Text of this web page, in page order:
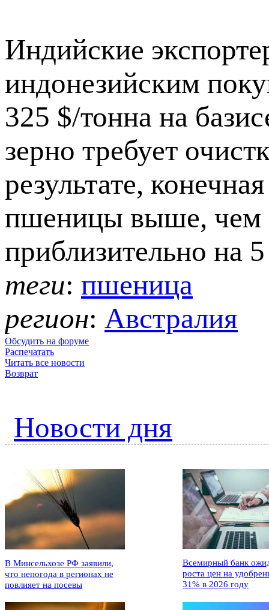
Индийские
индонезийским
325 $/тонна на
зерно требует
результате,
пшеницы выше, чем
приблизительно на
теги: пшеница
регион: Австралия
Обсудить на форуме
Распечатать
Читать все новости
Возврат
Новости дня
В Минсельхозе РФ заявили,
что непогода в регионах не
повлияет на посевы
Всемирный банк
роста цен на
31% в 2026 году